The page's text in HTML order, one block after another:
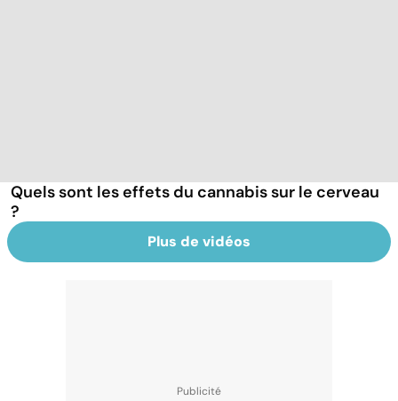
Quels sont les effets du cannabis sur le cerveau
?
Plus de vidéos